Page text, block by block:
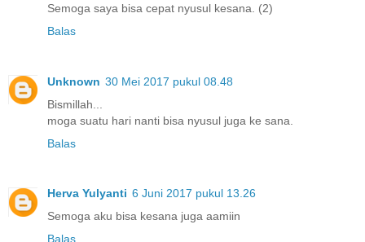
Semoga saya bisa cepat nyusul kesana. (2)
Balas
Unknown 30 Mei 2017 pukul 08.48
Bismillah...
moga suatu hari nanti bisa nyusul juga ke sana.
Balas
Herva Yulyanti 6 Juni 2017 pukul 13.26
Semoga aku bisa kesana juga aamiin
Balas